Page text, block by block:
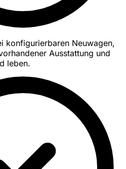
konfigurierbaren Neuwagen,
Ausstattung und
leben.